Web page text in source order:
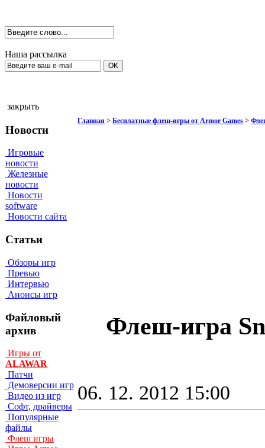
Наша рассылка
закрыть
Новости
Игровые
новости
Железные
новости
Новости
software
Новости сайта
Статьи
Обзоры игр
Превью
Интервью
Анонсы игр
Файловый
архив
Игры от
ALAWAR
Патчи
Демоверсии игр
Видео из игр
Софт, драйверы
Популярные
файлы
Флеш игры
Главная > Бесплатные флеш-игры от Armor Games >
Флеш-игра
06. 12. 2012 15:00